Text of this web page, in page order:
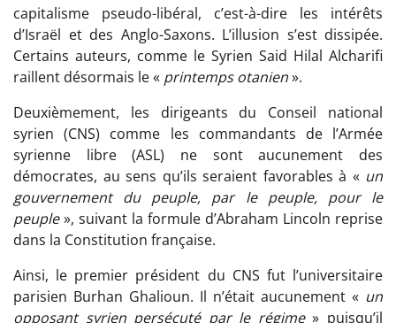
capitalisme pseudo-libéral, c’est-à-dire les intérêts
d’Israël et des Anglo-Saxons. L’illusion s’est dissipée.
Certains auteurs, comme le Syrien Said Hilal Alcharifi
raillent désormais le « printemps otanien».
Deuxièmement, les dirigeants du Conseil national
syrien (CNS) comme les commandants de l’Armée
syrienne libre (ASL) ne sont aucunement des
démocrates, au sens qu’ils seraient favorables à « un
gouvernement du peuple, par le peuple, pour le
peuple», suivant la formule d’Abraham Lincoln reprise
dans la Constitution française.
Ainsi, le premier président du CNS fut l’universitaire
parisien Burhan Ghalioun. Il n’était aucunement « un
opposant syrien persécuté par le régime» puisqu’il